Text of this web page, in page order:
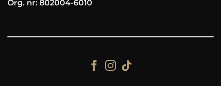
Org. nr: 802004-6010